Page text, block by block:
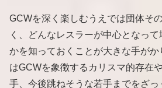
GCWを深く楽しむうえでは団体そ
く、どんなレスラーが中心となっ
かを知っておくことが大きな手が
はGCWを象徴するカリスマ的存在
手、今後跳ねそうな若手までをざ